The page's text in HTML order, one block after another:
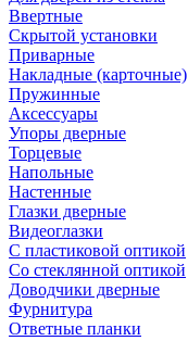
Ввертные
Скрытой установки
Приварные
Накладные (карточные)
Пружинные
Аксессуары
Упоры дверные
Торцевые
Напольные
Настенные
Глазки дверные
Видеоглазки
С пластиковой оптикой
Со стеклянной оптикой
Доводчики дверные
Фурнитура
Ответные планки